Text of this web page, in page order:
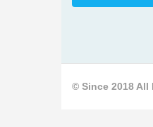
© Since 2018